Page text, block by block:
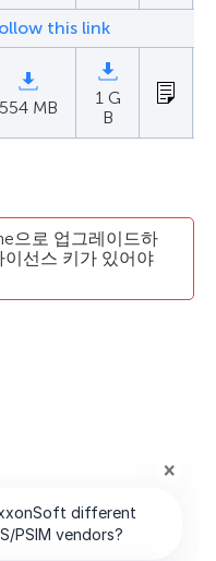
this link
554 MB
1 G
B
으로 업그레이드하
선스 키가 있어야